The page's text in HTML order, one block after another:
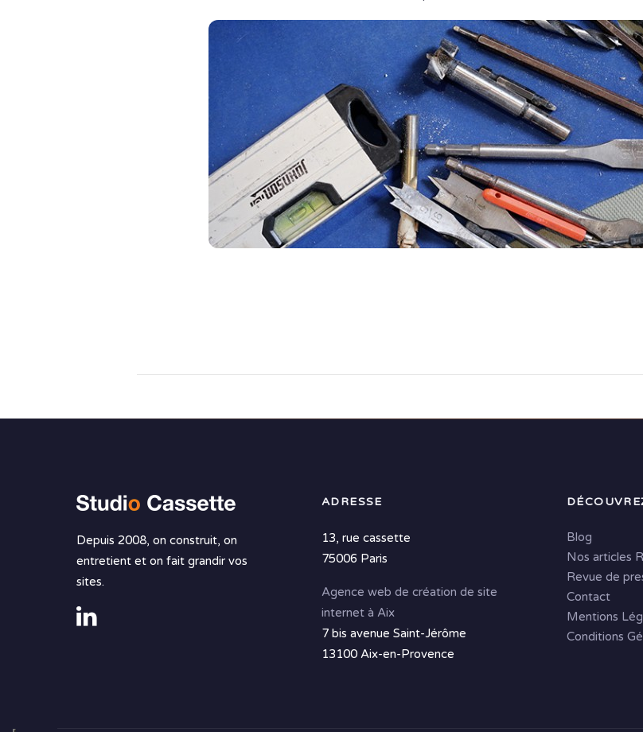
Depuis 2008, on construit, on
entretient et on fait grandir vos
sites.
ADRESSE
13, rue cassette
75006 Paris
Agence web de création de site
internet à Aix
7 bis avenue Saint-Jérôme
13100 Aix-en-Provence
Blog
Nos articles
Revue de
Contact
Mentions
Conditions